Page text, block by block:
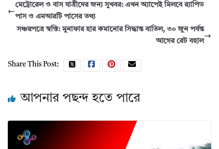
মেট্রোরেল ও বাস যাত্রীদের জন্য সুখবর: এখন অ্যাপেই মিলবে র‍্যাপিড
পাস ও এমআরটি পাসের তথ্য
সঞ্চয়পত্রে স্বস্তি: মুনাফার হার কমানোর সিদ্ধান্ত বাতিল, ৩০ জুন পর্যন্ত
আগের রেট বহাল
Share This Post:
আপনার পছন্দ হতে পারে